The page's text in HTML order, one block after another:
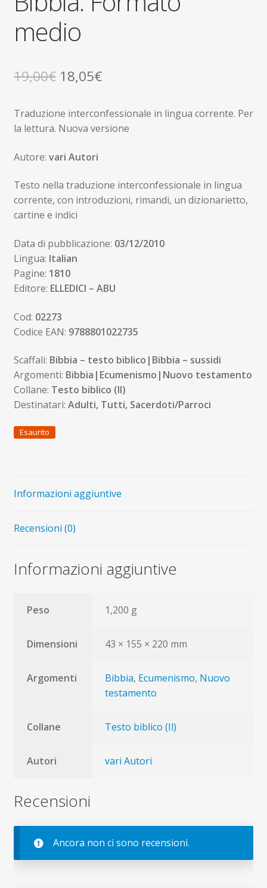
medio
19,00€ Il
originale
19,00€.
18,05€Il
attuale
Traduzione interconfessionale in lingua corrente. Per
la lettura. Nuova versione
Autore: vari Autori
Testo nella traduzione interconfessionale in lingua
corrente, con introduzioni, rimandi, un dizionarietto,
cartine e indici
Data di pubblicazione: 03/12/2010
Lingua: Italian
Pagine: 1810
Editore: ELLEDICI – ABU
Cod: 02273
Codice EAN: 9788801022735
Scaffali: Bibbia – testo biblico|Bibbia – sussidi
Argomenti: Bibbia|Ecumenismo|Nuovo testamento
Collane: Testo biblico (Il)
Destinatari: Adulti, Tutti, Sacerdoti/Parroci
Esaurito
Informazioni aggiuntive
Recensioni (0)
Informazioni aggiuntive
Peso 1,200 g
Dimensioni 43 × 155 × 220 mm
Argomenti Bibbia, Ecumenismo, Nuovo
testamento
Collane Testo biblico (Il)
Autori vari Autori
Recensioni
Ancora non ci sono recensioni.